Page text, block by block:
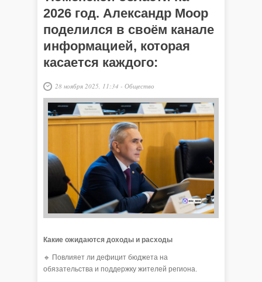
2026 год. Александр Моор
поделился в своём канале
информацией, которая
касается каждого:
28 ноября 2025, 11:34 - Общество
Какие ожидаются доходы и расходы
🔹 Повлияет ли дефицит бюджета на
обязательства и поддержку жителей региона.